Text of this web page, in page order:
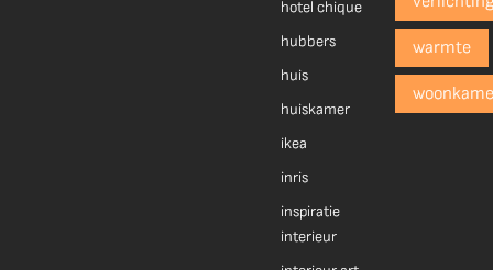
hotel chique
hubbers
huis
huiskamer
ikea
inris
inspiratie
interieur
warmte